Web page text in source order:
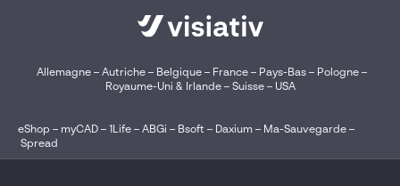
Allemagne– Autriche– Belgique – France– Pays-Bas– Pologne–
Royaume-Uni & Irlande– Suisse– USA
eShop – myCAD – 1Life – ABGi – Bsoft – Daxium – Ma-Sauvegarde –
Spread